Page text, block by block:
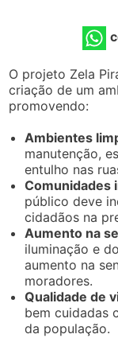
O projeto Zela
criação de um
promovendo:
Ambientes
manutenção,
entulho nas
Comunidades
público deve
cidadãos na
Aumento na
iluminação e
aumento na
moradores.
Qualidade de
bem cuidadas
da população.